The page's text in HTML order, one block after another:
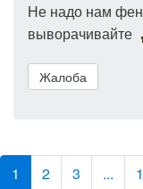
Не надо нам
выворачивайте
Жалоба
1 2 3 ...